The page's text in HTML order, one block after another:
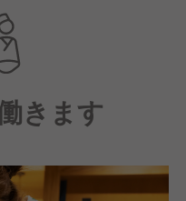
潔な「店舗=ふるさと
料理を提供し、人間関
んらんの場」を広げて
に挑戦しています。
きます